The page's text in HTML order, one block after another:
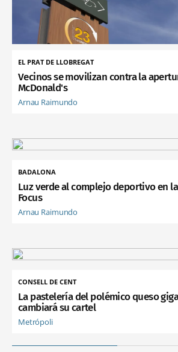
EL PRAT DE LLOBREGAT
Vecinos se movilizan contra la
McDonald's
Arnau Raimundo
BADALONA
Luz verde al complejo deportivo en
Focus
Arnau Raimundo
CONSELL DE CENT
La pastelería del polémico queso
cambiará su cartel
Metrópoli